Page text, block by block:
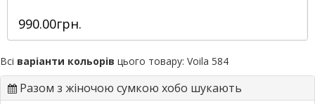
990.00грн.
Всі варіанти кольорів цього товару: Voila 584
Разом з жіночою сумкою хобо шукають